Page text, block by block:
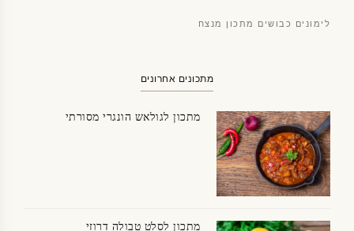
לימונים כבושים מתכון מנצח
מתכונים אחרונים
מתכון לגולאש הונגרי מסורתי
מתכון לסלט טבולה דרוזי